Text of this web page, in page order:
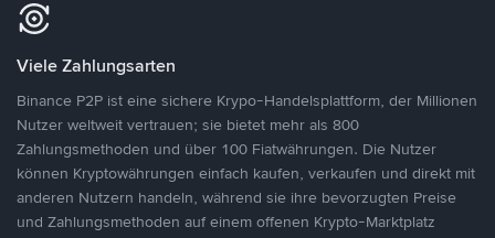
Viele Zahlungsarten
Binance P2P ist eine sichere Krypo-Handelsplattform, der Millionen
Nutzer weltweit vertrauen; sie bietet mehr als 800
Zahlungsmethoden und über 100 Fiatwährungen. Die Nutzer
können Kryptowährungen einfach kaufen, verkaufen und direkt mit
anderen Nutzern handeln, während sie ihre bevorzugten Preise
und Zahlungsmethoden auf einem offenen Krypto-Marktplatz